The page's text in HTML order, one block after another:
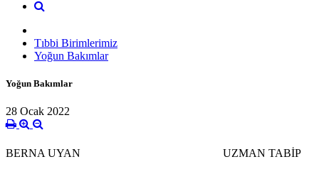
Tıbbi Birimlerimiz
Yoğun Bakımlar
Yoğun Bakımlar
28 Ocak 2022
BERNA UYAN UZMAN TABİP